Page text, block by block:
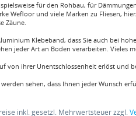
für den Rohbau, für
Wefloor und viele Marken zu Fliesen,
Zäune.
Klebeband, dass Sie auch bei
jeder Art an Boden verarbeiten. Vieles
von ihrer Unentschlossenheit erlöst
sehen, dass Ihnen jeder Wunsch
inkl. gesetzl. Mehrwertsteuer zzgl.